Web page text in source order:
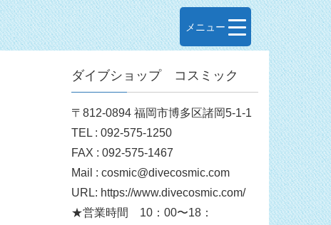
メニュー
ダイブショップ コスミック
〒812-0894 福岡市博多区諸岡5-1-1
TEL : 092-575-1250
FAX : 092-575-1467
Mail : cosmic@divecosmic.com
URL: https://www.divecosmic.com/
★営業時間 10：00〜18：